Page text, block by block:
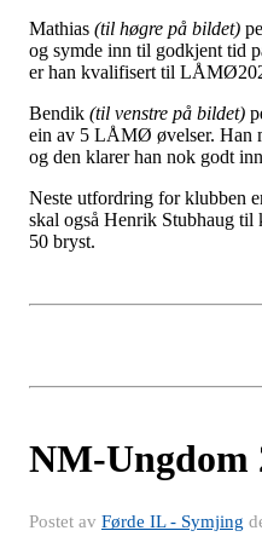
Mathias (til høgre på bildet)
og symde inn til godkjent tid
er han kvalifisert til
Bendik (til venstre på bildet)
ein av 5 LÅMØ øvelser. Han
og den klarer han nok godt
Neste utfordring for klubben
skal også Henrik Stubhaug
50 bryst.
NM-Ungdom
Postet av Førde IL - Symjing